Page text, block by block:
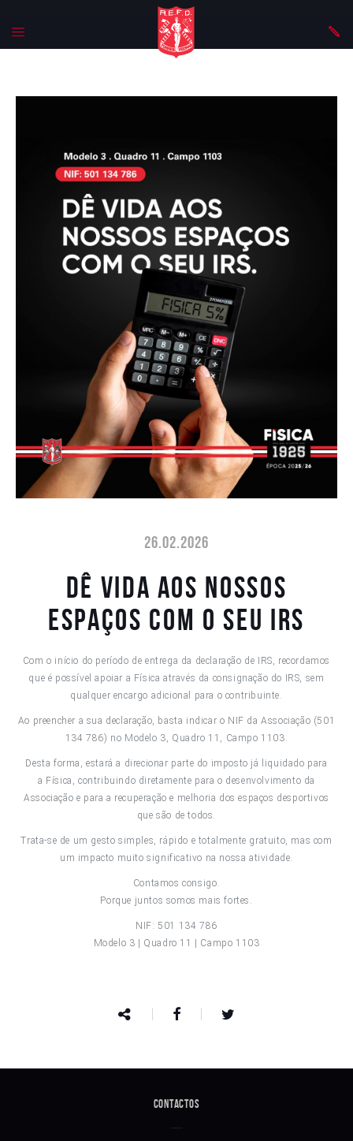
26.02.2026
Dê vida aos nossos
espaços com o seu IRS
Com o início do período de entrega da declaração de IRS, recordamos
que é possível apoiar a Física através da consignação do IRS, sem
qualquer encargo adicional para o contribuinte.
Ao preencher a sua declaração, basta indicar o NIF da Associação (501
134 786) no Modelo 3, Quadro 11, Campo 1103.
Desta forma, estará a direcionar parte do imposto já liquidado para
a Física, contribuindo diretamente para o desenvolvimento da
Associação e para a recuperação e melhoria dos espaços desportivos
que são de todos.
Trata-se de um gesto simples, rápido e totalmente gratuito, mas com
um impacto muito significativo na nossa atividade.
Contamos consigo.
Porque juntos somos mais fortes.
NIF: 501 134 786
Modelo 3 | Quadro 11 | Campo 1103
Contactos